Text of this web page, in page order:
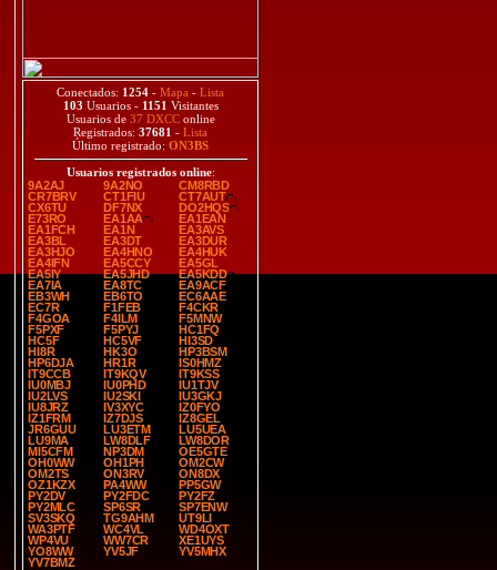
Conectados: 1254 - Mapa - Lista
103 Usuarios - 1151 Visitantes
Usuarios de 37 DXCConline
Registrados: 37681 - Lista
Último registrado: ON3BS
Usuarios registrados online:
9A2AJ
9A2NO
CM8RBD
CR7BRV
CT1FIU
CT7AUT
CX6TU
DF7NX
DO2HQS
E73RO
EA1AA
EA1EAN
EA1FCH
EA1N
EA3AVS
EA3BL
EA3DT
EA3DUR
EA3HJO
EA4HNO
EA4HUK
EA4IFN
EA5CCY
EA5GL
EA5IY
EA5JHD
EA5KDD
EA7IA
EA8TC
EA9ACF
EB3WH
EB6TO
EC6AAE
EC7R
F1FEB
F4CKR
F4GOA
F4ILM
F5MNW
F5PXF
F5PYJ
HC1FQ
HC5F
HC5VF
HI3SD
HI8R
HK3O
HP3BSM
HP6DJA
HR1R
IS0HMZ
IT9CCB
IT9KQV
IT9KSS
IU0MBJ
IU0PHD
IU1TJV
IU2LVS
IU2SKI
IU3GKJ
IU8JRZ
IV3XYC
IZ0FYO
IZ1FRM
IZ7DJS
IZ8GEL
JR6GUU
LU3ETM
LU5UEA
LU9MA
LW8DLF
LW8DOR
MI5CFM
NP3DM
OE5GTE
OH0WW
OH1PH
OM2CW
OM2TS
ON3RV
ON8DX
OZ1KZX
PA4WW
PP5GW
PY2DV
PY2FDC
PY2FZ
PY2MLC
SP6SR
SP7ENW
SV3SKQ
TG9AHM
UT9LI
WA3PTF
WC4VL
WD4OXT
WP4VU
WW7CR
XE1UYS
YO8WW
YV5JF
YV5MHX
YV7BMZ